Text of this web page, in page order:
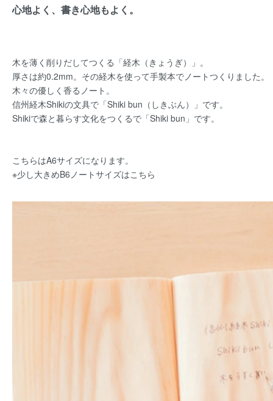
心地よく、書き心地もよく。
木を薄く削りだしてつくる「経木（きょうぎ）」。
厚さは約0.2mm。その経木を使って手製本でノートつくりました。
木々の優しく香るノート。
信州経木Shikiの文具で「Shiki bun（しきぶん）」です。
Shikiで森と暮らす文化をつくるで「Shiki bun」です。
こちらはA6サイズになります。
※少し大きめB6ノートサイズはこちら